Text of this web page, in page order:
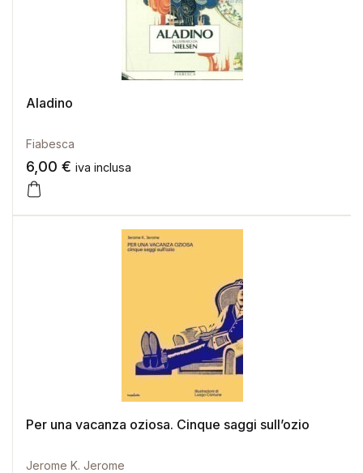
Aladino
Fiabesca
6,00 € iva inclusa
Per una vacanza oziosa. Cinque saggi sull’ozio
Jerome K. Jerome